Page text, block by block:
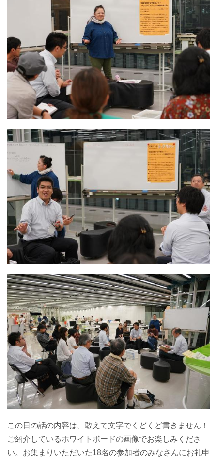
この日の話の内容は、敢えて文字でくどくど書きません！
ご紹介しているホワイトボードの画像でお楽しみくださ
い。お集まりいただいた18名の参加者のみなさんにお礼申